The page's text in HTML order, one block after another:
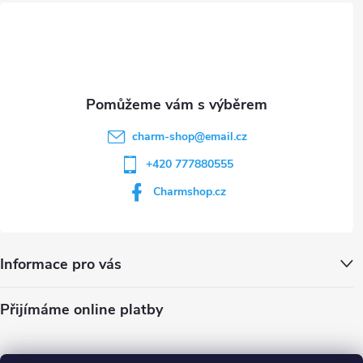
charm-shop@email.cz
+420 777880555
Charmshop.cz
Informace pro vás
Přijímáme online platby